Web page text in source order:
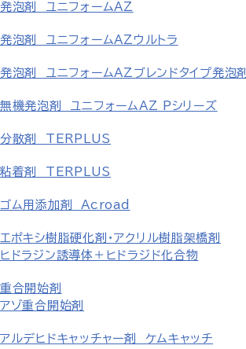
発泡剤 ユニフォームAZ
発泡剤 ユニフォームAZウルトラ
発泡剤 ユニフォームAZブレンドタイプ発泡剤
無機発泡剤 ユニフォームAZ Pシリーズ
分散剤 TERPLUS
粘着剤 TERPLUS
ゴム用添加剤 Acroad
エポキシ樹脂硬化剤・アクリル樹脂架橋剤
ヒドラジン誘導体＋ヒドラジド化合物
重合開始剤
アゾ重合開始剤
アルデヒドキャッチャー剤 ケムキャッチ